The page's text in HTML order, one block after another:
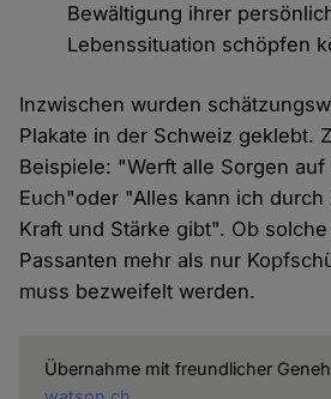
Bewältigung ihrer
Lebenssituation schöpfen
Inzwischen wurden
Plakate in der Schweiz geklebt.
Beispiele: "Werft alle Sorgen
Euch"oder "Alles kann ich
Kraft und Stärke gibt". Ob
Passanten mehr als nur
muss bezweifelt werden.
Übernahme mit freundlicher